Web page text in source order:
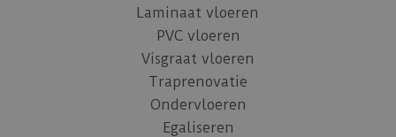
Laminaat vloeren
PVC vloeren
Visgraat vloeren
Traprenovatie
Ondervloeren
Egaliseren